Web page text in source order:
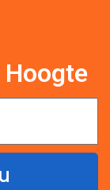
Hoogte